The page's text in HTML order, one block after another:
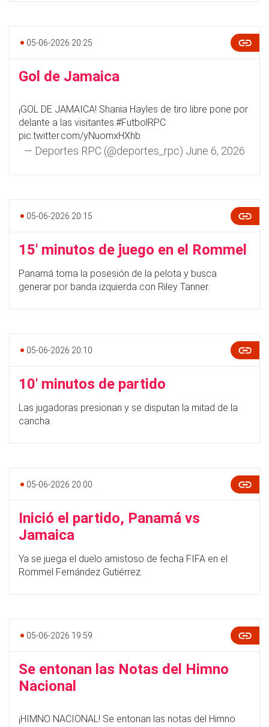
05-06-2026 20:25
Gol de Jamaica
¡GOL DE JAMAICA! Shania Hayles de tiro libre pone por
delante a las visitantes.#FutbolRPC
pic.twitter.com/yNuomxHXhb
— Deportes RPC (@deportes_rpc) June 6, 2026
05-06-2026 20:15
15' minutos de juego en el Rommel
Panamá toma la posesión de la pelota y busca
generar por banda izquierda con Riley Tanner.
05-06-2026 20:10
10' minutos de partido
Las jugadoras presionan y se disputan la mitad de la
cancha.
05-06-2026 20:00
Inició el partido, Panamá vs
Jamaica
Ya se juega el duelo amistoso de fecha FIFA en el
Rommel Fernández Gutiérrez.
05-06-2026 19:59
Se entonan las Notas del Himno
Nacional
¡HIMNO NACIONAL! Se entonan las notas del Himno